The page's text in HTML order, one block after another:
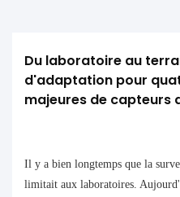
Du laboratoire au
d'adaptation pour
majeures de capteurs
Il y a bien longtemps que la
limitait aux laboratoires.